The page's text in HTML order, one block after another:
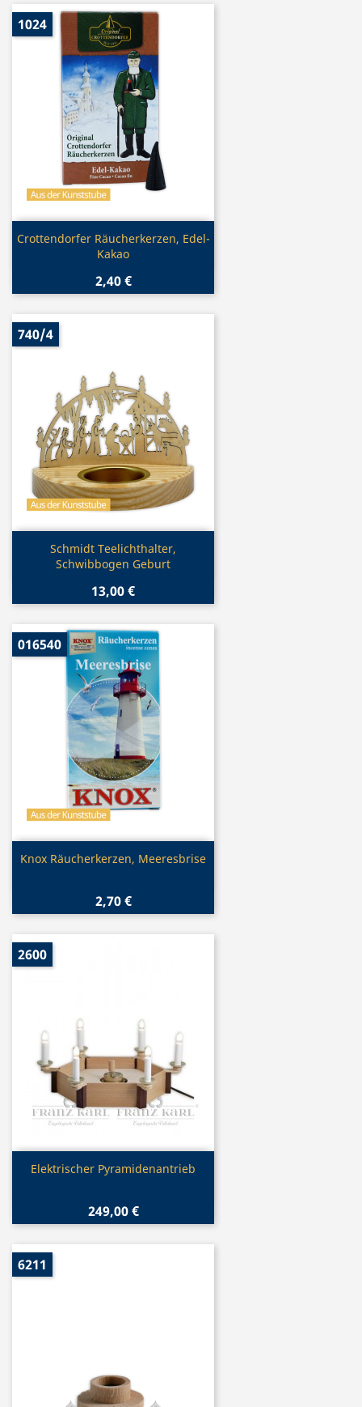
 Vorschau
Crottendorfer Räucherkerzen, Edel-
Kakao
2,40 €
1024
Vorschau
Schmidt Teelichthalter,
Schwibbogen Geburt
13,00 €
740/4
Vorschau
Knox Räucherkerzen, Meeresbrise
2,70 €
016540
Vorschau
Elektrischer Pyramidenantrieb
249,00 €
2600
6211